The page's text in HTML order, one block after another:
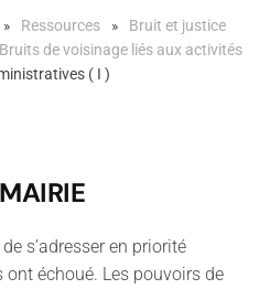
Ressources
Bruit et justice
Bruits de voisinage liés aux activités
( I )
s’adresser en priorité
échoué. Les pouvoirs de